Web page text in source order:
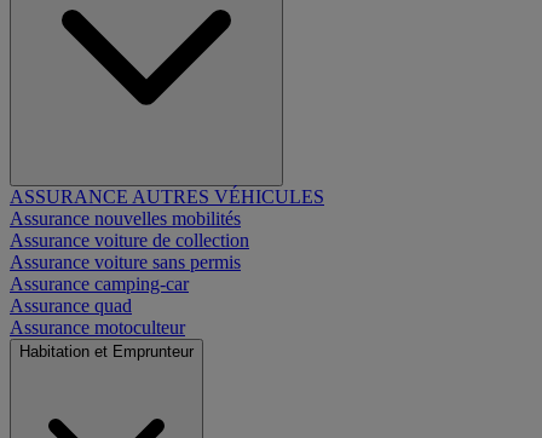
ASSURANCE AUTRES VÉHICULES
Assurance nouvelles mobilités
Assurance voiture de collection
Assurance voiture sans permis
Assurance camping-car
Assurance quad
Assurance motoculteur
Habitation et Emprunteur